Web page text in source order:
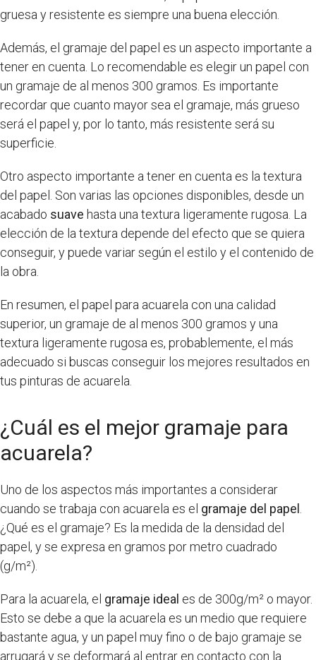
gruesa y resistente es siempre una buena elección.
Además, el gramaje del papel es un aspecto importante a
tener en cuenta. Lo recomendable es elegir un papel con
un gramaje de al menos 300 gramos. Es importante
recordar que cuanto mayor sea el gramaje, más grueso
será el papel y, por lo tanto, más resistente será su
superficie.
Otro aspecto importante a tener en cuenta es la textura
del papel. Son varias las opciones disponibles, desde un
acabado suave hasta una textura ligeramente rugosa. La
elección de la textura depende del efecto que se quiera
conseguir, y puede variar según el estilo y el contenido de
la obra.
En resumen, el papel para acuarela con una calidad
superior, un gramaje de al menos 300 gramos y una
textura ligeramente rugosa es, probablemente, el más
adecuado si buscas conseguir los mejores resultados en
tus pinturas de acuarela.
¿Cuál es el mejor gramaje para
acuarela?
Uno de los aspectos más importantes a considerar
cuando se trabaja con acuarela es el gramaje del papel
¿Qué es el gramaje? Es la medida de la densidad del
papel, y se expresa en gramos por metro cuadrado
(g/m²).
Para la acuarela, el gramaje ideal es de 300g/m² o mayor.
Esto se debe a que la acuarela es un medio que requiere
bastante agua, y un papel muy fino o de bajo gramaje se
arrugará y se deformará al entrar en contacto con la